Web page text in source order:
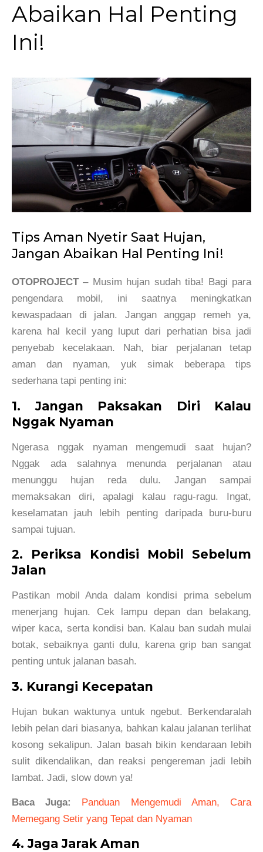
Abaikan Hal Penting
Ini!
Tips Aman Nyetir Saat Hujan,
Jangan Abaikan Hal Penting Ini!
OTOPROJECT– Musim hujan sudah tiba! Bagi para
pengendara mobil, ini saatnya meningkatkan
kewaspadaan di jalan. Jangan anggap remeh ya,
karena hal kecil yang luput dari perhatian bisa jadi
penyebab kecelakaan. Nah, biar perjalanan tetap
aman dan nyaman, yuk simak beberapa tips
sederhana tapi penting ini:
1. Jangan Paksakan Diri Kalau
Nggak Nyaman
Ngerasa nggak nyaman mengemudi saat hujan?
Nggak ada salahnya menunda perjalanan atau
menunggu hujan reda dulu. Jangan sampai
memaksakan diri, apalagi kalau ragu-ragu. Ingat,
keselamatan jauh lebih penting daripada buru-buru
sampai tujuan.
2. Periksa Kondisi Mobil Sebelum
Jalan
Pastikan mobil Anda dalam kondisi prima sebelum
menerjang hujan. Cek lampu depan dan belakang,
wiper kaca, serta kondisi ban. Kalau ban sudah mulai
botak, sebaiknya ganti dulu, karena grip ban sangat
penting untuk jalanan basah.
3. Kurangi Kecepatan
Hujan bukan waktunya untuk ngebut. Berkendaralah
lebih pelan dari biasanya, bahkan kalau jalanan terlihat
kosong sekalipun. Jalan basah bikin kendaraan lebih
sulit dikendalikan, dan reaksi pengereman jadi lebih
lambat. Jadi, slow down ya!
Baca Juga: Panduan Mengemudi Aman, Cara
Memegang Setir yang Tepat dan Nyaman
4. Jaga Jarak Aman